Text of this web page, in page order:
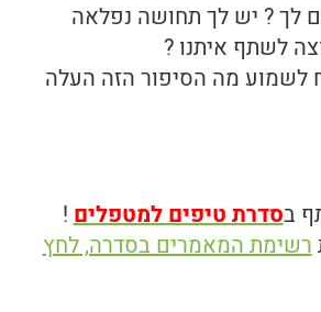
לך ? יש לך תחושה נפלאה
לשתף איתנו ?
מה הסיפור הזה העלה
בסדרת טיפים למטפלים!
רשימת המאמרים בסדרה, לחץ